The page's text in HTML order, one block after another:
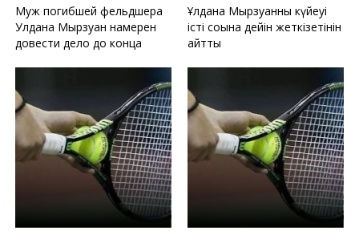
Муж погибшей фельдшера
Улдана Мырзуан намерен
довести дело до конца
Ұлдана Мырзуанның күйеуі
істі соңына дейін жеткізетінін
айтты